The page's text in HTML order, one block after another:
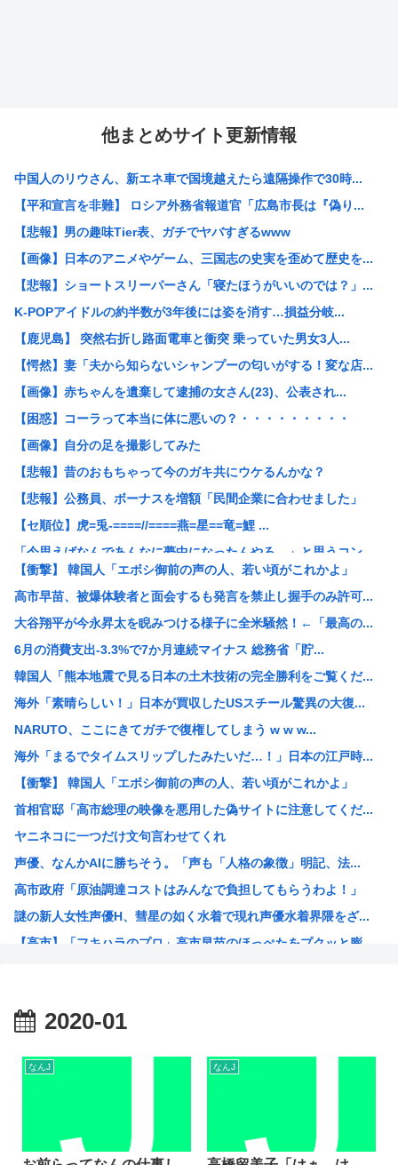
他まとめサイト更新情報
中国人のリウさん、新エネ車で国境越えたら遠隔操作で30時...
【平和宣言を非難】 ロシア外務省報道官「広島市長は『偽り...
【悲報】男の趣味Tier表、ガチでヤバすぎるwww
【画像】日本のアニメやゲーム、三国志の史実を歪めて歴史を...
【悲報】ショートスリーパーさん「寝たほうがいいのでは？」...
K-POPアイドルの約半数が3年後には姿を消す…損益分岐...
【鹿児島】 突然右折し路面電車と衝突 乗っていた男女3人...
【愕然】妻「夫から知らないシャンプーの匂いがする！変な店...
【画像】赤ちゃんを遺棄して逮捕の女さん(23)、公表され...
【困惑】コーラって本当に体に悪いの？・・・・・・・・・
【画像】自分の足を撮影してみた
【悲報】昔のおもちゃって今のガキ共にウケるんかな？
【悲報】公務員、ボーナスを増額「民間企業に合わせました」
【セ順位】虎=兎-====//====燕=星==竜=鯉 ...
「今思えばなんであんなに夢中になったんやろ…」と思うコン...
ワンピースの「世界に5種しかない飛行能力」ついに謎が判明...
【悲報】大阪で白昼堂々誘拐事件発生 www
国税 ギャンブル脱税パパ活etc..「こんなことでは国民...
【悲報】開示請求が届いた…
【九州名物】鶏刺し食べた医師、全身麻痺へ…「死んだほうが...
【悲報】思春期の娘に「キモッ」と言われたお父さん、グレる
京大病院、脳腫瘍摘出手術で誤って腫瘍の無い部位を摘出 脳...
【悲報】中居正広「俺が来たことは内緒だべ」極秘で熊本でボ...
【悲報】初の日本代表で出番なし、福田正博「使わないんだっ...
KDDI、楽天への回線貸し出し終了へ 都市部で9月末に
『この美人と結婚できる権利』が100万円だったらどっち選...
【画像】骨格ストレートな女さん、絶対に男受けが悪いカラダ...
日産e-power、無給油で1980km走行しギネス記録...
【画像】思わず保存したくなる「笑える画像・最高な画像」貼...
【衝撃】 韓国人「エボシ御前の声の人、若い頃がこれかよ」
高市早苗、被爆体験者と面会するも発言を禁止し握手のみ許可...
大谷翔平が今永昇太を睨みつける様子に全米騒然！←「最高の...
6月の消費支出-3.3%で7か月連続マイナス 総務省「貯...
韓国人「熊本地震で見る日本の土木技術の完全勝利をご覧くだ...
海外「素晴らしい！」日本が買収したUSスチール驚異の大復...
NARUTO、ここにきてガチで復権してしまう w w w...
海外「まるでタイムスリップしたみたいだ…！」日本の江戸時...
【衝撃】 韓国人「エボシ御前の声の人、若い頃がこれかよ」
首相官邸「高市総理の映像を悪用した偽サイトに注意してくだ...
ヤニネコに一つだけ文句言わせてくれ
声優、なんかAIに勝ちそう。「声も「人格の象徴」明記、法...
高市政府「原油調達コストはみんなで負担してもらうわよ！」
謎の新人女性声優H、彗星の如く水着で現れ声優水着界隈をざ...
【高市】「フキハラのプロ」高市早苗のほっぺたをプクッと膨...
例のダンスアニメの作者、ヤバすぎる
ワイ小学生やけどアナログで絵描いたから見て
ちいかわのモモンガ、逝きそう
2020-01
なんJ なんJ